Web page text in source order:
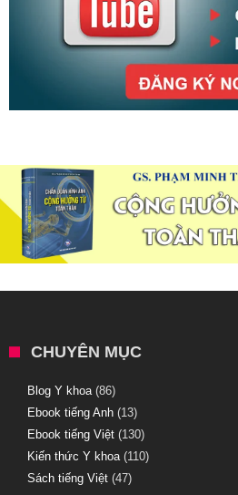
CHUYÊN MỤC
Blog Y khoa(86)
Ebook tiếng Anh (13)
Ebook tiếng Việt (130)
Kiến thức Y khoa(110)
Sách tiếng Việt (47)